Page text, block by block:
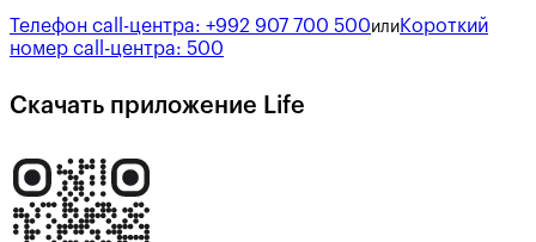
Телефон call-центра: +992 907 700 500или Короткий
номер call-центра: 500
Скачать приложение Life